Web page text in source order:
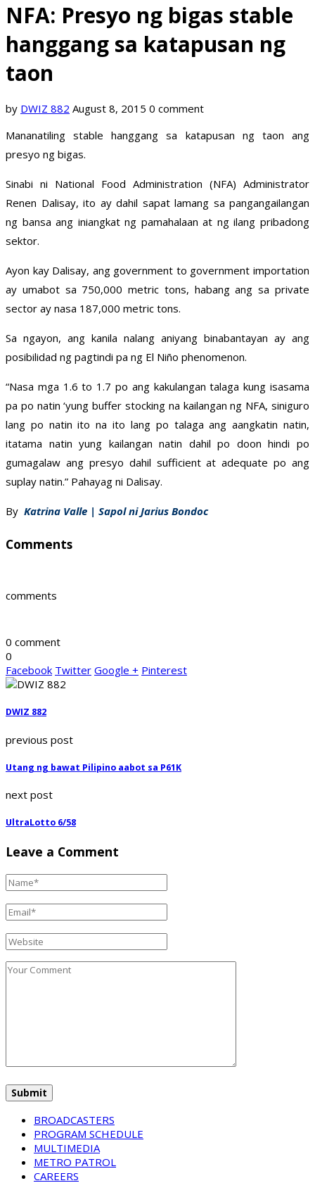
NFA: Presyo ng bigas stable
hanggang sa katapusan ng
taon
by DWIZ 882 August 8, 2015 0 comment
Mananatiling stable hanggang sa katapusan ng taon ang
presyo ng bigas.
Sinabi ni National Food Administration (NFA) Administrator
Renen Dalisay, ito ay dahil sapat lamang sa pangangailangan
ng bansa ang iniangkat ng pamahalaan at ng ilang pribadong
sektor.
Ayon kay Dalisay, ang government to government importation
ay umabot sa 750,000 metric tons, habang ang sa private
sector ay nasa 187,000 metric tons.
Sa ngayon, ang kanila nalang aniyang binabantayan ay ang
posibilidad ng pagtindi pa ng El Niño phenomenon.
“Nasa mga 1.6 to 1.7 po ang kakulangan talaga kung isasama
pa po natin ‘yung buffer stocking na kailangan ng NFA, siniguro
lang po natin ito na ito lang po talaga ang aangkatin natin,
itatama natin yung kailangan natin dahil po doon hindi po
gumagalaw ang presyo dahil sufficient at adequate po ang
suplay natin.” Pahayag ni Dalisay.
By Katrina Valle | Sapol ni Jarius Bondoc
Comments
comments
0 comment
0
Facebook Twitter Google + Pinterest
DWIZ 882
previous post
Utang ng bawat Pilipino aabot sa P61K
next post
UltraLotto 6/58
Leave a Comment
BROADCASTERS
PROGRAM SCHEDULE
MULTIMEDIA
METRO PATROL
CAREERS